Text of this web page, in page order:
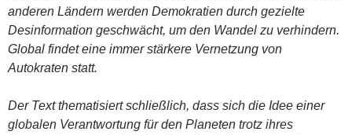
anderen Ländern werden Demokratien durch gezielte
Desinformation geschwächt, um den Wandel zu verhindern.
Global findet eine immer stärkere Vernetzung von
Autokraten statt.
Der Text thematisiert schließlich, dass sich die Idee einer
globalen Verantwortung für den Planeten trotz ihres